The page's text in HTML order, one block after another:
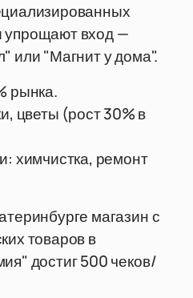
вход —
или "Магнит у дома".
рынка.
цветы (рост 30% в
химчистка, ремонт
магазин с
товаров в
достиг 500 чеков/